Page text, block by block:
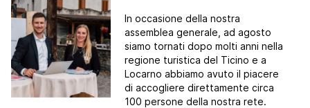
In occasione della nostra
assemblea generale , ad agosto
siamo tornati dopo molti anni nella
regione turistica del Ticino e a
Locarno abbiamo avuto il piacere
di accogliere direttamente circa
100 persone della nostra rete.